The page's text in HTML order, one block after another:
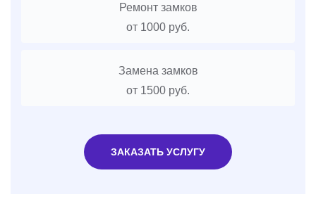
Ремонт замков
от 1000 руб.
Замена замков
от 1500 руб.
ЗАКАЗАТЬ УСЛУГУ